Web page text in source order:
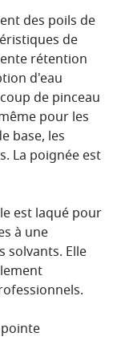
des poils de
de
rétention
d'eau
de pinceau
pour les
base, les
La poignée est
est laqué pour
à une
solvants. Elle